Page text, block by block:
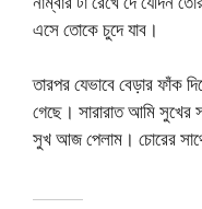
এসে তোকে চুদে যাব।
তারপর যেভাবে বেড়ার ফাঁক
গেছে। সারারাত আমি সুখের
সুখ আজ পেলাম। চোরের সাথে